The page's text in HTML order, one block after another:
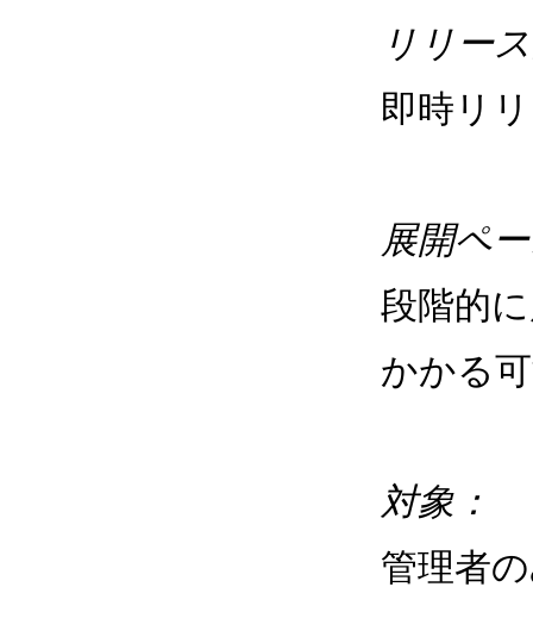
リリー
即時リ
展開ペ
段階的
かかる
対象：
管理者